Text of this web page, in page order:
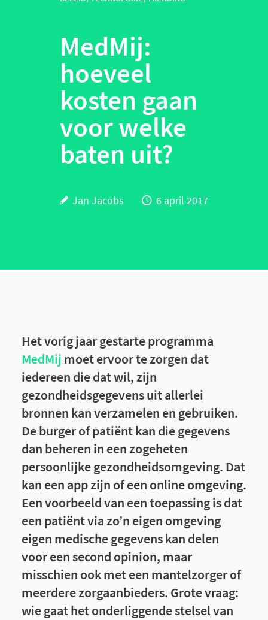
MedMij:
hoeveel
kosten gaan
voor welke
baten uit?
Jan Jacobs 6 april 2017
Het vorig jaar gestarte programma
MedMij moet ervoor te zorgen dat
iedereen die dat wil, zijn
gezondheidsgegevens uit allerlei
bronnen kan verzamelen en gebruiken.
De burger of patiënt kan die gegevens
dan beheren in een zogeheten
persoonlijke gezondheidsomgeving. Dat
kan een app zijn of een online omgeving.
Een voorbeeld van een toepassing is dat
een patiënt via zo’n eigen omgeving
eigen medische gegevens kan delen
voor een second opinion, maar
misschien ook met een mantelzorger of
meerdere zorgaanbieders. Grote vraag:
wie gaat het onderliggende stelsel van